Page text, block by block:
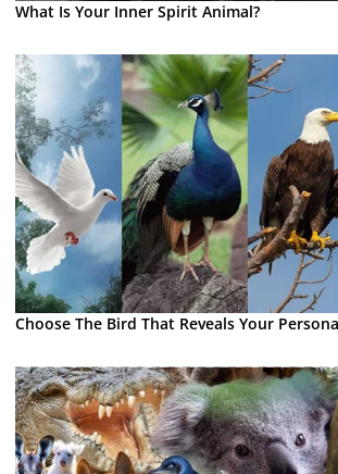
What Is Your Inner Spirit Animal?
Choose The Bird That Reveals Your